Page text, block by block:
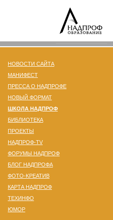
НОВОСТИ САЙТА
МАНИФЕСТ
ПРЕССА О НАДПРОФЕ
НОВЫЙ ФОРМАТ
ШКОЛА НАДПРОФ
БИБЛИОТЕКА
ПРОЕКТЫ
НАДПРОФ-TV
ФОРУМЫ НАДПРОФ
БЛОГ НАДПРОФА
ФОТО-KРЕАТИВ
КАРТА НАДПРОФ
ТЕХИНФО
ЮМОР